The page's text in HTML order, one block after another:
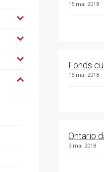
15 mai 2018
Fonds
15 mai 2018
Ontario
3 mai 2018